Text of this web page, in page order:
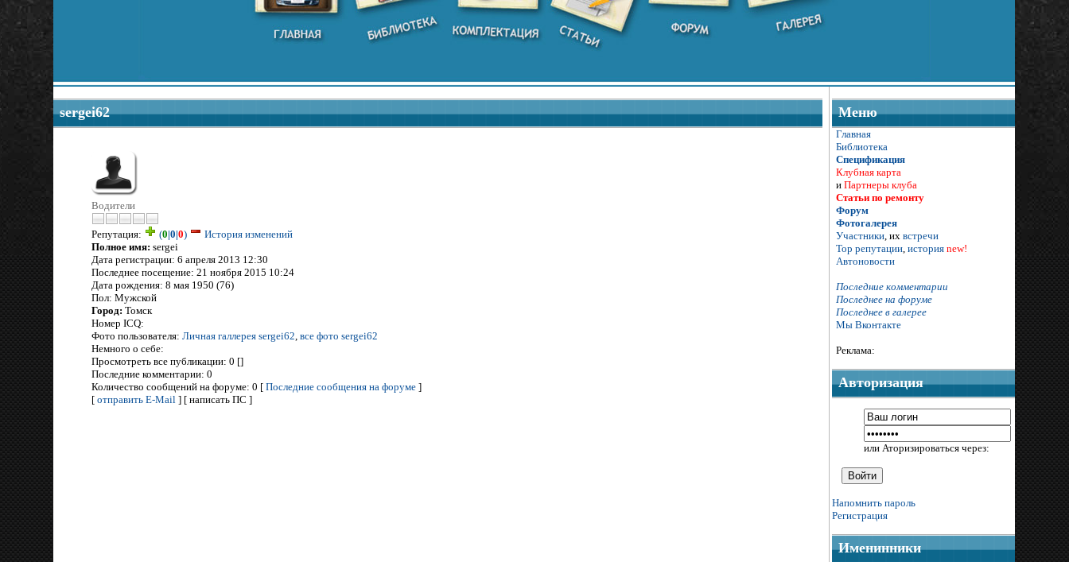
sergei62
Водители
Репутация: (0|0|0)
История изменений
Полное имя: sergei
Дата регистрации: 6 апреля 2013 12:30
Последнее посещение: 21 ноября 2015 10:24
Дата рождения: 8 мая 1950 (76)
Пол: Мужской
Город: Томск
Номер ICQ:
Фото пользователя: Личная галлерея sergei62, все фото sergei62
Немного о себе:
Просмотреть все публикации: 0 []
Последние комментарии: 0
Количество сообщений на форуме: 0 [ Последние сообщения на форуме ]
[ отправить E-Mail ] [ написать ПС ]
Меню
Главная
Библиотека
Спецификация
Клубная карта
и Партнеры клуба
Статьи по ремонту
Форум
Фотогалерея
Участники , их встречи
Тор репутации история new!
Автоновости
Последние комментарии
Последнее на форуме
Последнее в галерее
Мы Вконтакте
Реклама:
Авторизация
или Аторизироваться через:
Напомнить пароль
Регистрация
Именинники